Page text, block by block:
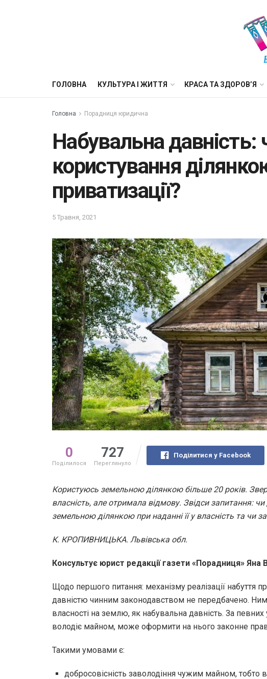
ГОЛОВНА КУЛЬТУРА І ЖИТТЯ КРАСА ТА ЗДОРОВ’Я
Головна Порадниця юридична
Набувальна давність:
користування
приватизації?
5 Травня, 2021
0
Поділилося
727
Переглянуло
Поділитися у Facebook
Користуюсь земельною ділянкою більше 20 років.
власність, але отримала відмову. Звідси запитання:
земельною ділянкою при наданні її у власність та чи
К. КРОПИВНИЦЬКА. Львівська обл.
Консультує юрист редакції газети «Порадниця»
Щодо першого питання: механізму реалізації набуття
давністю чинним законодавством не передбачено. Ним
власності на землю, як набувальна давність. За
володіє майном, може оформити на нього законне
Такими умовами є:
добросовісність заволодіння чужим майном, тобто